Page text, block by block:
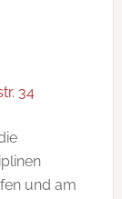
34
und am